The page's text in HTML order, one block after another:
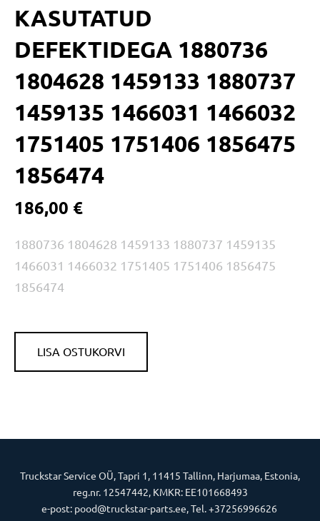
KASUTATUD
DEFEKTIDEGA 1880736
1804628 1459133 1880737
1459135 1466031 1466032
1751405 1751406 1856475
1856474
186,00 €
1880736 1804628 1459133 1880737 1459135
1466031 1466032 1751405 1751406 1856475
1856474
LISA OSTUKORVI
Truckstar Service OÜ, Tapri 1, 11415 Tallinn, Harjumaa, Estonia,
reg.nr. 12547442, KMKR: EE101668493
e-post: pood@truckstar-parts.ee, Tel. +37256996626